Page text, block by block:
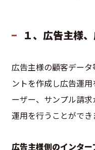
１、広告主様
広告主様の顧客デー
ントを作成し広告運
ーザー、サンプル請
運用を行うことができ
広告主様側のインター